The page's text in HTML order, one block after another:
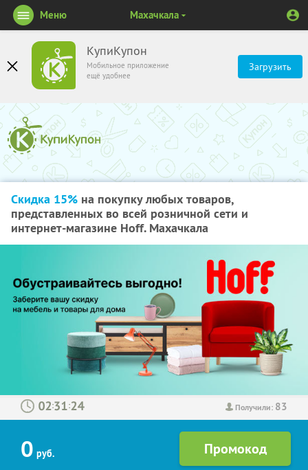
КупиКупон
Мобильное приложение
ещё удобнее
Загрузить
Меню Махачкала
Скидка 15% на покупку любых товаров,
представленных во всей розничной сети и
интернет-магазине Hoff. Махачкала
Получили: 83
: :
0 руб.